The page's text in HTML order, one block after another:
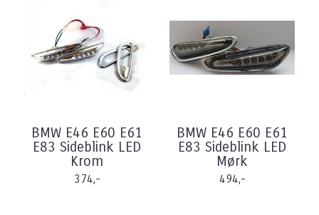
BMW E46 E60 E61
E83 Sideblink LED
Krom
374,-
BMW E46 E60 E61
E83 Sideblink LED
Mørk
494,-